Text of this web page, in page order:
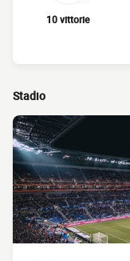
10 vittorie
Stadio